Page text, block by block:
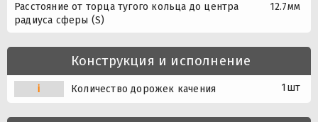
Расстояние от торца тугого кольца до центра
радиуса сферы (S)
12.7мм
Конструкция и исполнение
i Количество дорожек качения 1шт